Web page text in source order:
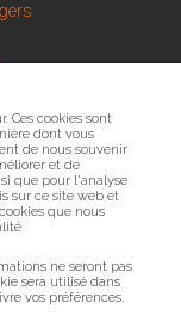
Ces cookies sont
dont vous
de nous souvenir
et de
que pour l'analyse
sur ce site web et
que nous
ne seront pas
sera utilisé dans
vos préférences.